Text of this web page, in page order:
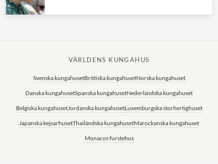
VÄRLDENS KUNGAHUS
Svenska kungahusetBrittiska kungahusetNorska kungahuset
Danska kungahusetSpanska kungahusetNederländska kungahuset
Belgiska kungahusetJordanska kungahusetLuxemburgska storhertighuset
Japanska kejsarhusetThailändska kungahusetMarockanska kungahuset
Monacos furstehus